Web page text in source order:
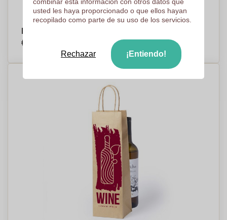
€0,55 Por pieza, base en 2499 piezas
usted les haya proporcionado o que ellos hayan
recopilado como parte de su uso de los servicios.
Rechazar ¡Entiendo!